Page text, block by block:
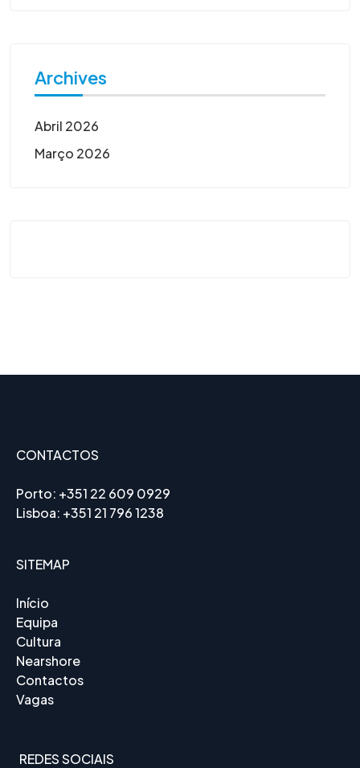
Archives
Abril 2026
Março 2026
CONTACTOS
Porto: +351 22 609 0929
Lisboa: +351 21 796 1238
SITEMAP
Início
Equipa
Cultura
Nearshore
Contactos
Vagas
REDES SOCIAIS